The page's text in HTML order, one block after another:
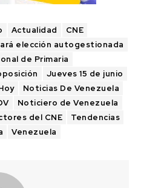
Actualidad
CNE
elección autogestionada
de Primaria
Jueves 15 de junio
Noticias De Venezuela
Noticiero de Venezuela
del CNE
Tendencias
Venezuela